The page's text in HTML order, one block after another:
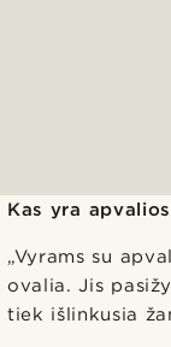
Kas yra
„Vyrams su
ovalia. Jis
tiek išlinkusia